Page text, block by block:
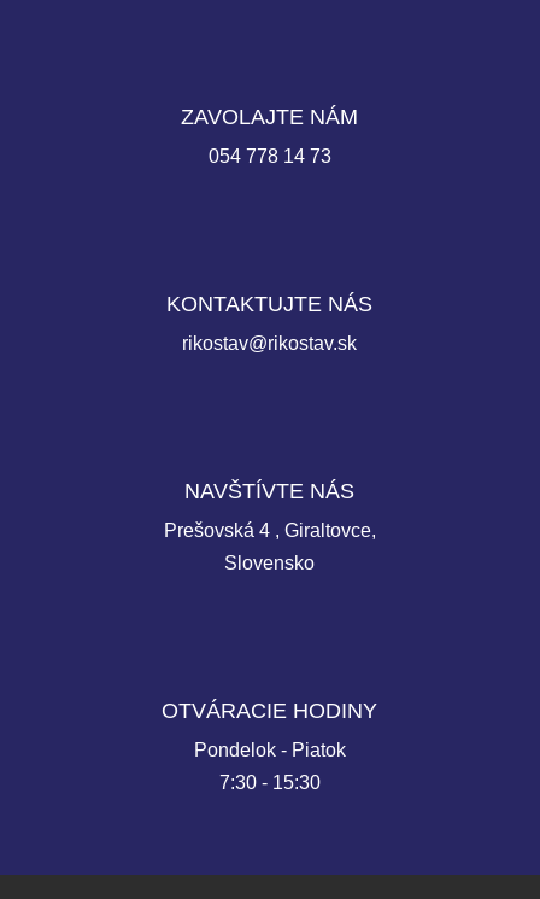
ZAVOLAJTE NÁM
054 778 14 73
KONTAKTUJTE NÁS
rikostav@rikostav.sk
NAVŠTÍVTE NÁS
Prešovská 4 , Giraltovce,
Slovensko
OTVÁRACIE HODINY
Pondelok - Piatok
7:30 - 15:30